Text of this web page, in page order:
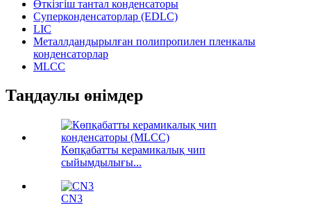
Өткізгіш тантал конденсаторы
Суперконденсаторлар (EDLC)
LIC
Металлдандырылған полипропилен пленкалы
конденсаторлар
MLCC
Таңдаулы өнімдер
Көпқабатты керамикалық чип
сыйымдылығы...
CN3